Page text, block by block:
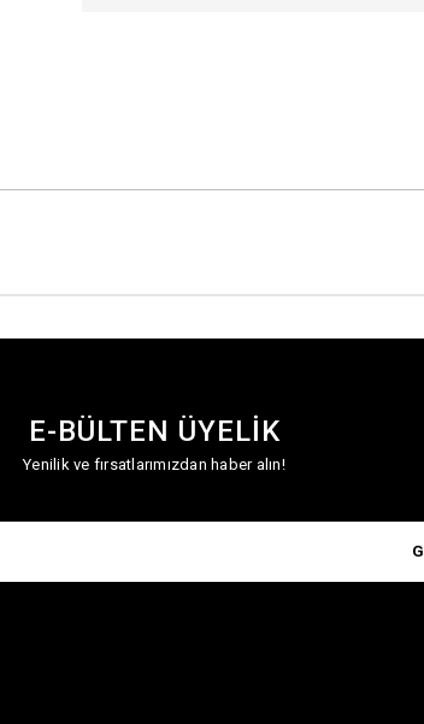
E-BÜLTEN ÜYELİK
Yenilik ve fırsatlarımızdan haber alın!